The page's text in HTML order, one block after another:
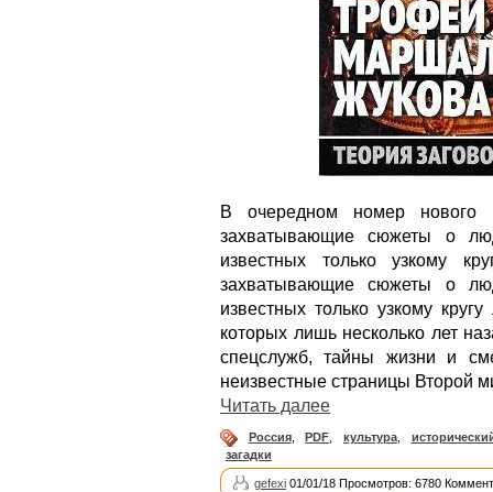
В очередном номер нового
захватывающие сюжеты о
известных только узкому
захватывающие сюжеты о
известных только узкому
которых лишь несколько лет
спецслужб, тайны жизни и
неизвестные страницы Второй
Читать далее
Россия, PDF культура,
загадки
gefexi 01/01/18 Просмотров: 6780